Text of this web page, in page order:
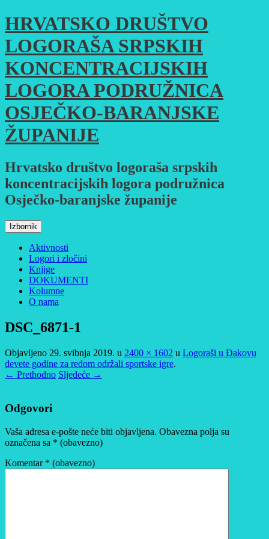
Skoči
do
sadržaja
HRVATSKO DRUŠTVO
LOGORAŠA SRPSKIH
KONCENTRACIJSKIH
LOGORA PODRUŽNICA
OSJEČKO-BARANJSKE
ŽUPANIJE
Hrvatsko društvo logoraša srpskih
koncentracijskih logora podružnica
Osječko-baranjske županije
Izbornik
Aktivnosti
Logori i zločini
Knjige
DOKUMENTI
Kolumne
O nama
DSC_6871-1
Objavljeno 29. svibnja 2019. u 2400 × 1602 u Logoraši u Đakovu
devete godine za redom održali sportske igre.
← Prethodno Sljedeće →
Odgovori
Vaša adresa e-pošte neće biti objavljena. Obavezna polja su
označena sa * (obavezno)
Komentar * (obavezno)